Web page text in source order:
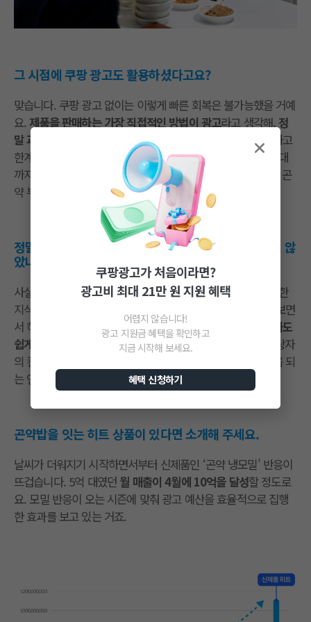
그 시점에 쿠팡 광고도 활용하셨다고요?
맞습니다. 쿠팡 광고 없이는 이렇게 빠른 회복은 불가능했을 거예
요. 제품을 판매하는 가장 직접적인 방법이 광고라고 생각해, 정
말 과감하게 투자
했습니다. 우리가 감당 가능한 범위를 설정하고
한계치까지 광고비를 늘려나갔죠. 그 결과 쿠팡에서 5천 만원대
까지 내려갔던
월 매출이 1년 만에 5억 원 으로 뛰면서 즉석밥 곤
약 부문 1위를 탈환할 수 있었습니다.
정말 드라마틱한 스토리네요. 혹시 광고 운영이 어렵진 않
았나요?
사실 온라인 시장이 낯선만큼, 광고는 더 생소했죠. 광고에 대한
지식이 전혀 없었으니까요. 그래도 일단 해봤어요. 가이드를 보면
서 하나하나 세팅해 봤는데, 굉장히 직관적이더라고요.
초보자도
쉽게 시작할 수 있다는 게 큰 장점같아요. 또한 쿠팡 광고 담당자
의 컨설팅을 통해 광고 최적화는 물론이고 신제품 출시에 도움 되
는 인사이트도 얻고 있습니다.
곤약밥을 잇는 히트 상품이 있다면 소개해 주세요.
날씨가 더워지기 시작하면서부터 신제품인 ‘곤약 냉모밀’ 반응이
뜨겁습니다. 5억 대였던 월 매출이 4월에 10억을 달성할 정도로
요. 모밀 반응이 오는 시즌에 맞춰 광고 예산을 효율적으로 집행
한 효과를 보고 있는 거죠.
쿠팡광고가 처음이라면?
광고비 최대 21만 원 지원 혜택
어렵지 않습니다!
광고 지원금 혜택을 확인하고
지금 시작해 보세요.
혜택 신청하기